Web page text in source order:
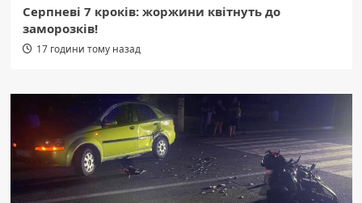
Серпневі 7 кроків: жоржини квітнуть до
заморозків!
17 години тому назад